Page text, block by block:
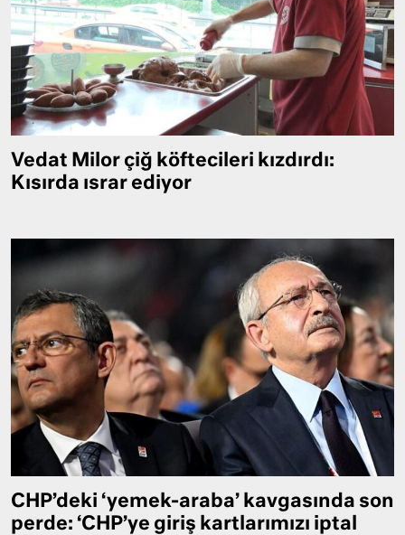
Vedat Milor çiğ köftecileri kızdırdı:
Kısırda ısrar ediyor
CHP’deki ‘yemek-araba’ kavgasında son
perde: ‘CHP’ye giriş kartlarımızı iptal